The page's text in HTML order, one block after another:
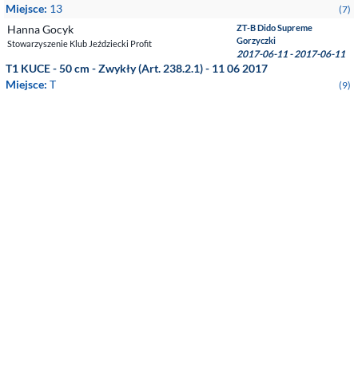
Miejsce: 13 (7)
Hanna Gocyk
Stowarzyszenie Klub Jeździecki Profit
ZT-B Dido Supreme
Gorzyczki
2017-06-11 - 2017-06-11
T1 KUCE - 50 cm - Zwykły (Art. 238.2.1) - 11 06 2017
Miejsce: T (9)